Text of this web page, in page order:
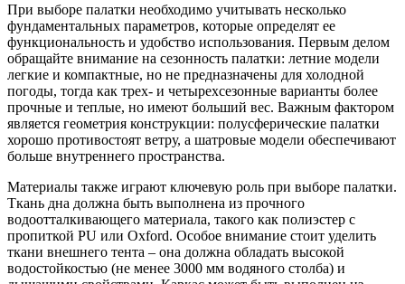
При выборе палатки необходимо учитывать несколько
фундаментальных параметров, которые определят ее
функциональность и удобство использования. Первым делом
обращайте внимание на сезонность палатки: летние модели
легкие и компактные, но не предназначены для холодной
погоды, тогда как трех- и четырехсезонные варианты более
прочные и теплые, но имеют больший вес. Важным фактором
является геометрия конструкции: полусферические палатки
хорошо противостоят ветру, а шатровые модели обеспечивают
больше внутреннего пространства.
Материалы также играют ключевую роль при выборе палатки.
Ткань дна должна быть выполнена из прочного
водоотталкивающего материала, такого как полиэстер с
пропиткой PU или Oxford. Особое внимание стоит уделить
ткани внешнего тента – она должна обладать высокой
водостойкостью (не менее 3000 мм водяного столба) и